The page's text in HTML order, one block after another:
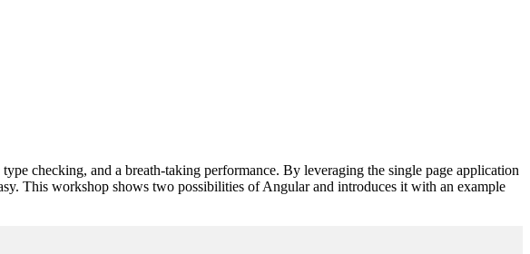
checking, and a breath-taking performance. By leveraging the single page application
This workshop shows two possibilities of Angular and introduces it with an example